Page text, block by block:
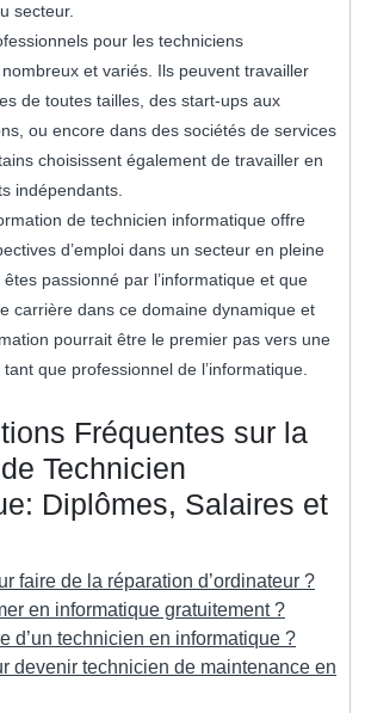
secteur.
pour les techniciens
et variés. Ils peuvent travailler
de toutes tailles, des start-ups aux
ou encore dans des sociétés de services
choisissent également de travailler en
indépendants.
de technicien informatique offre
d’emploi dans un secteur en pleine
passionné par l’informatique et que
carrière dans ce domaine dynamique et
pourrait être le premier pas vers une
que professionnel de l’informatique.
Fréquentes sur la
Technicien
Diplômes, Salaires et
faire de la réparation d’ordinateur ?
en informatique gratuitement ?
d’un technicien en informatique ?
devenir technicien de maintenance en